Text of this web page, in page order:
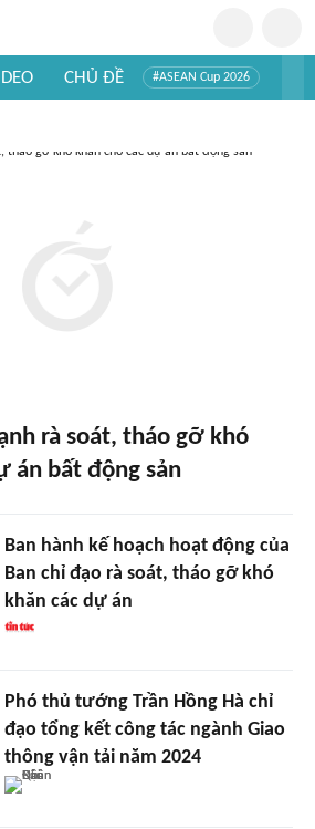
CHỦ ĐỀ #ASEAN Cup 2026
rà soát, tháo gỡ khó
án bất động sản
Ban hành kế hoạch hoạt động của
Ban chỉ đạo rà soát, tháo gỡ khó
khăn các dự án
Phó thủ tướng Trần Hồng Hà chỉ
đạo tổng kết công tác ngành Giao
thông vận tải năm 2024